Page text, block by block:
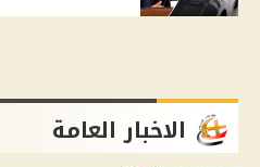
الاخبار العامة